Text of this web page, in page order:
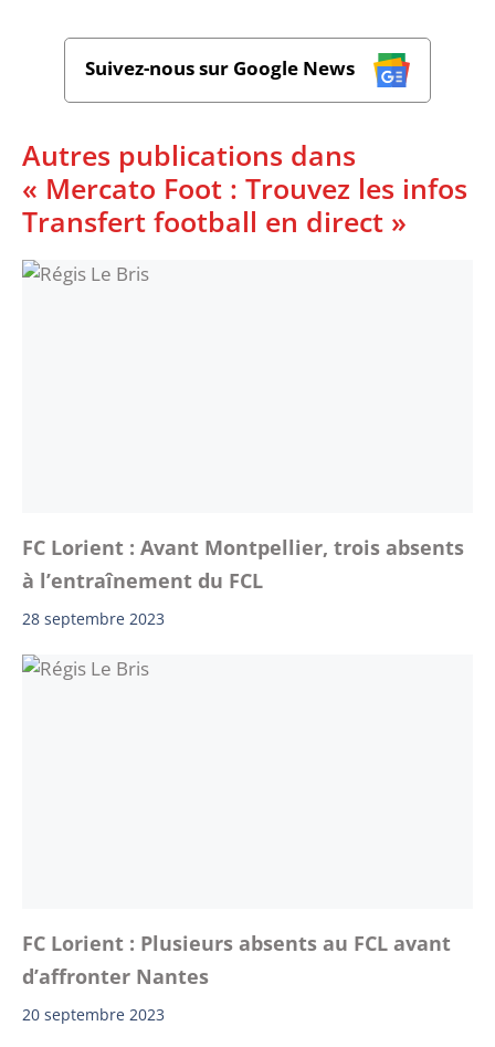
Suivez-nous sur Google News
Autres publications dans
« Mercato Foot : Trouvez les infos
Transfert football en direct »
FC Lorient : Avant Montpellier, trois absents
à l’entraînement du FCL
28 septembre 2023
FC Lorient : Plusieurs absents au FCL avant
d’affronter Nantes
20 septembre 2023